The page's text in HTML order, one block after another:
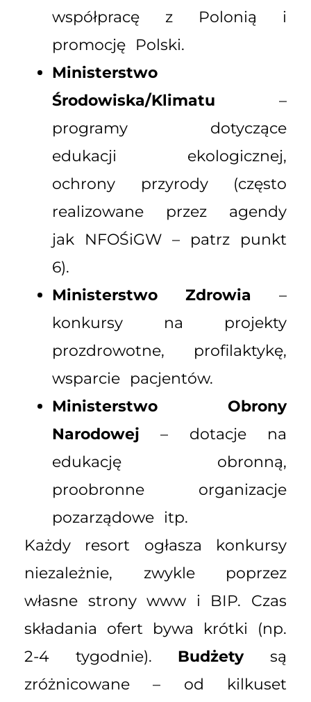
współpracę z Polonią i
promocję Polski.
Ministerstwo
Środowiska/Klimatu –
programy dotyczące
edukacji ekologicznej,
ochrony przyrody (często
realizowane przez agendy
jak NFOŚiGW – patrz punkt
6).
Ministerstwo Zdrowia –
konkursy na projekty
prozdrowotne, profilaktykę,
wsparcie pacjentów.
Ministerstwo Obrony
Narodowej – dotacje na
edukację obronną,
proobronne organizacje
pozarządowe itp.
Każdy resort ogłasza konkursy
niezależnie, zwykle poprzez
własne strony www i BIP. Czas
składania ofert bywa krótki (np.
2-4 tygodnie). Budżetysą
zróżnicowane – od kilkuset